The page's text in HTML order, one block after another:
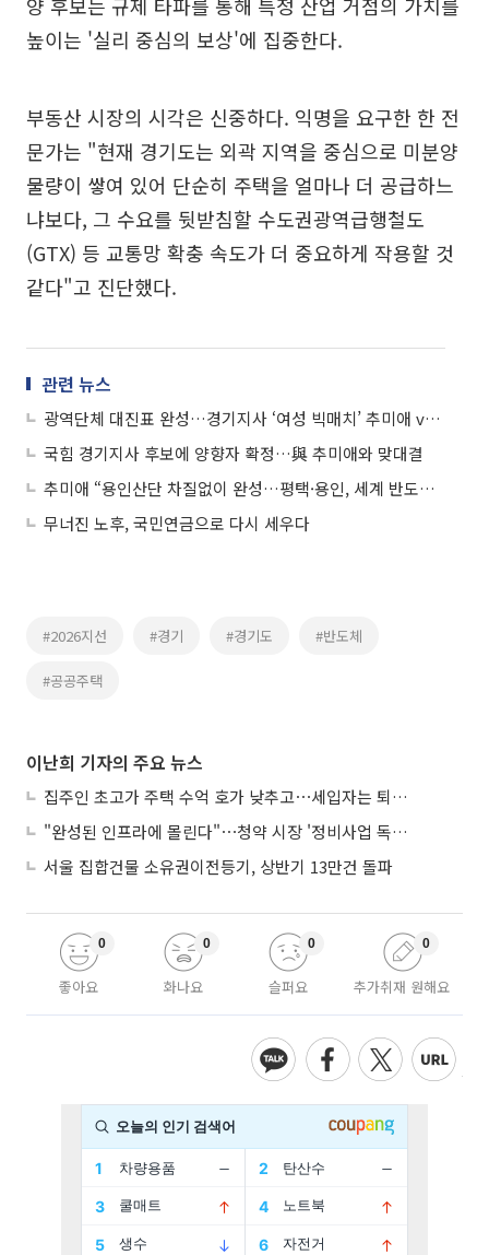
높이는 '실리 중심의 보상'에 집중한다.
부동산 시장의 시각은 신중하다. 익명을 요구한 한 전
문가는 "현재 경기도는 외곽 지역을 중심으로 미분양
물량이 쌓여 있어 단순히 주택을 얼마나 더 공급하느
냐보다, 그 수요를 뒷받침할 수도권광역급행철도
(GTX) 등 교통망 확충 속도가 더 중요하게 작용할 것
같다"고 진단했다.
관련 뉴스
광역단체 대진표 완성…경기지사 ‘여성 빅매치’ 추미애 vs 양향자
국힘 경기지사 후보에 양향자 확정…與 추미애와 맞대결
추미애 “용인산단 차질없이 완성…평택·용인, 세계 반도체 심장”
무너진 노후, 국민연금으로 다시 세우다
#2026지선 #경기 #경기도 #반도체
#공공주택
이난희 기자의 주요 뉴스
집주인 초고가 주택 수억 호가 낮추고⋯세입자는 퇴거 위기
"완성된 인프라에 몰린다"⋯청약 시장 '정비사업 독주' 42배 격차
서울 집합건물 소유권이전등기, 상반기 13만건 돌파
좋아요
0
화나요
0
슬퍼요
0
추가취재 원해요
0